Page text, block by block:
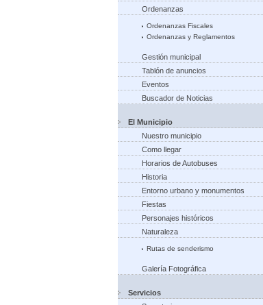
Ordenanzas
Ordenanzas Fiscales
Ordenanzas y Reglamentos
Gestión municipal
Tablón de anuncios
Eventos
Buscador de Noticias
El Municipio
Nuestro municipio
Como llegar
Horarios de Autobuses
Historia
Entorno urbano y monumentos
Fiestas
Personajes históricos
Naturaleza
Rutas de senderismo
Galería Fotográfica
Servicios